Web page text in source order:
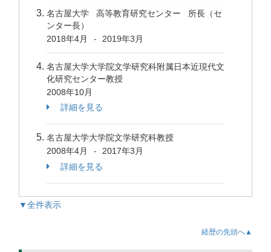
名古屋大学 高等教育研究センター 所長（セ
ンター長）
2018年4月
- 2019年3月
名古屋大学大学院文学研究科附属日本近現代文
化研究センター教授
2008年10月
詳細を見る
名古屋大学大学院文学研究科教授
2008年4月
-
2017年3月
詳細を見る
▼全件表示
経歴の先頭へ▲